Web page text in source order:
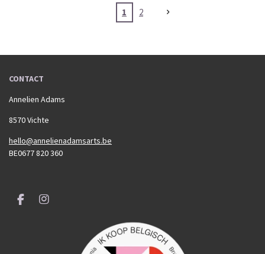
1 2
CONTACT
Annelien Adams
8570 Vichte
hello@annelienadamsarts.be
BE0677 820 360
F
I